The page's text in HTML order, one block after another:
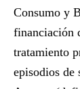
Consumo y
financiación
tratamiento
episodios de